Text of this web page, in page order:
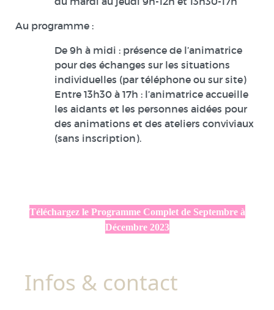
Au programme :
De 9h à midi : présence de l’animatrice
pour des échanges sur les situations
individuelles (par téléphone ou sur site)
Entre 13h30 à 17h : l’animatrice accueille
les aidants et les personnes aidées pour
des animations et des ateliers conviviaux
(sans inscription).
Téléchargez le Programme Complet de Septembre à
Décembre 2023
Infos & contact